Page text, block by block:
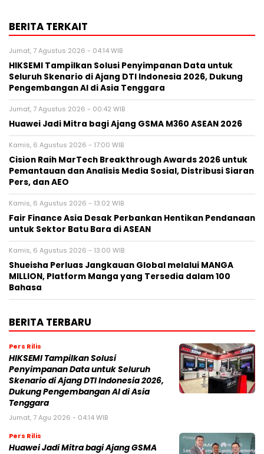
BERITA TERKAIT
Jumat, 7 Agustus 2026 - 04:14 WIB
HIKSEMI Tampilkan Solusi Penyimpanan Data untuk
Seluruh Skenario di Ajang DTI Indonesia 2026, Dukung
Pengembangan AI di Asia Tenggara
Jumat, 7 Agustus 2026 - 00:42 WIB
Huawei Jadi Mitra bagi Ajang GSMA M360 ASEAN 2026
Kamis, 6 Agustus 2026 - 17:00 WIB
Cision Raih MarTech Breakthrough Awards 2026 untuk
Pemantauan dan Analisis Media Sosial, Distribusi Siaran
Pers, dan AEO
Kamis, 6 Agustus 2026 - 13:02 WIB
Fair Finance Asia Desak Perbankan Hentikan Pendanaan
untuk Sektor Batu Bara di ASEAN
Kamis, 6 Agustus 2026 - 13:00 WIB
Shueisha Perluas Jangkauan Global melalui MANGA
MILLION, Platform Manga yang Tersedia dalam 100
Bahasa
BERITA TERBARU
Pers Rilis
HIKSEMI Tampilkan Solusi
Penyimpanan Data untuk Seluruh
Skenario di Ajang DTI Indonesia 2026,
Dukung Pengembangan AI di Asia
Tenggara
Jumat, 7 Agu 2026 - 04:14 WIB
Pers Rilis
Huawei Jadi Mitra bagi Ajang GSMA